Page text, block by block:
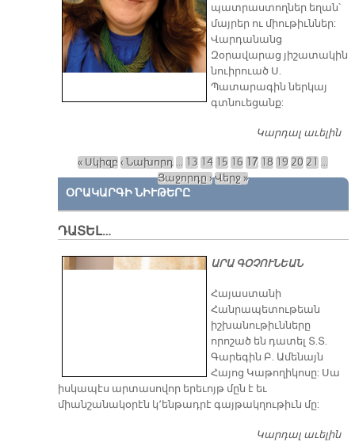
պատրաստողներ եղան՝
մայրեր ու միութիւններ:
Վարդանանց
Զօրավարաց յիշատակին
նուիրուած Ս.
Պատարագին ներկայ
գտնուեցանք:
Կարդալ աւելին
Է
Էջեր
« Սկիզբ ‹ Նախորդ … 13 14 15 16 17 18 19 20 21 …
Յաջորդը ›Վերջ »
ՕՐԱԿԱՐԳԻ ՆԻՒԹԵՐԸ
ԴԱՏԵԼ…
ԱՐԱ ԳՕՉՈՒՆԵԱՆ
​Հայաստանի
Հանրապետութեան
իշխանութիւնները
որոշած են դատել Տ.Տ.
Գարեգին Բ. Ամենայն
Հայոց Կաթողիկոսը: Սա
իսկապէս արտասովոր երեւոյթ մըն է եւ
միանշանակօրէն կ՚ենթադրէ գայթակղութիւն մը:
Կարդալ աւելին